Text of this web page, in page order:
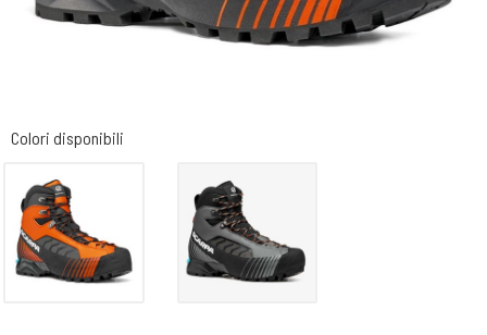
Colori disponibili